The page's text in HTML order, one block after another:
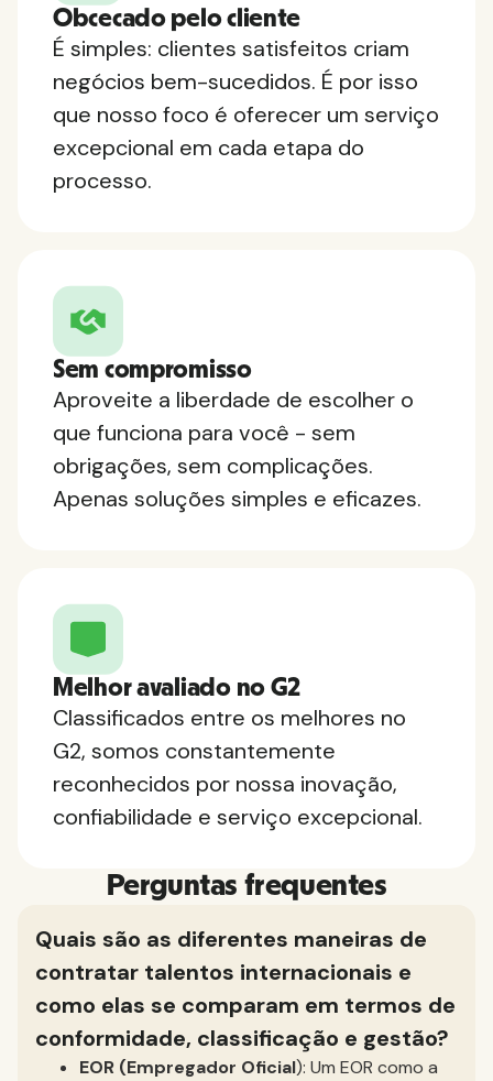
Obcecado pelo cliente
É simples: clientes satisfeitos criam
negócios bem-sucedidos. É por isso
que nosso foco é oferecer um serviço
excepcional em cada etapa do
processo.
Sem compromisso
Aproveite a liberdade de escolher o
que funciona para você - sem
obrigações, sem complicações.
Apenas soluções simples e eficazes.
Melhor avaliado no G2
Classificados entre os melhores no
G2, somos constantemente
reconhecidos por nossa inovação,
confiabilidade e serviço excepcional.
Perguntas frequentes
Quais são as diferentes maneiras de
contratar talentos internacionais e
como elas se comparam em termos de
conformidade, classificação e gestão?
EOR (Empregador Oficial): Um EOR como a